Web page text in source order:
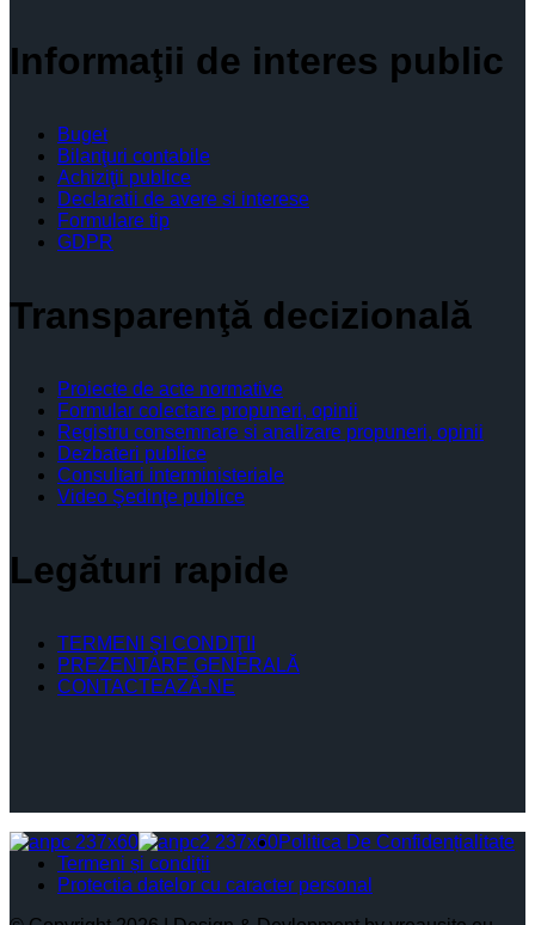
Informaţii de interes public
Buget
Bilanţuri contabile
Achiziţii publice
Declaratii de avere si interese
Formulare tip
GDPR
Transparenţă decizională
Proiecte de acte normative
Formular colectare propuneri, opinii
Registru consemnare si analizare propuneri, opinii
Dezbateri publice
Consultari interministeriale
Video Şedinţe publice
Legături rapide
TERMENI ŞI CONDIŢII
PREZENTARE GENERALĂ
CONTACTEAZĂ-NE
Politica De Confidențialitate
Termeni și condiții
Protectia datelor cu caracter personal